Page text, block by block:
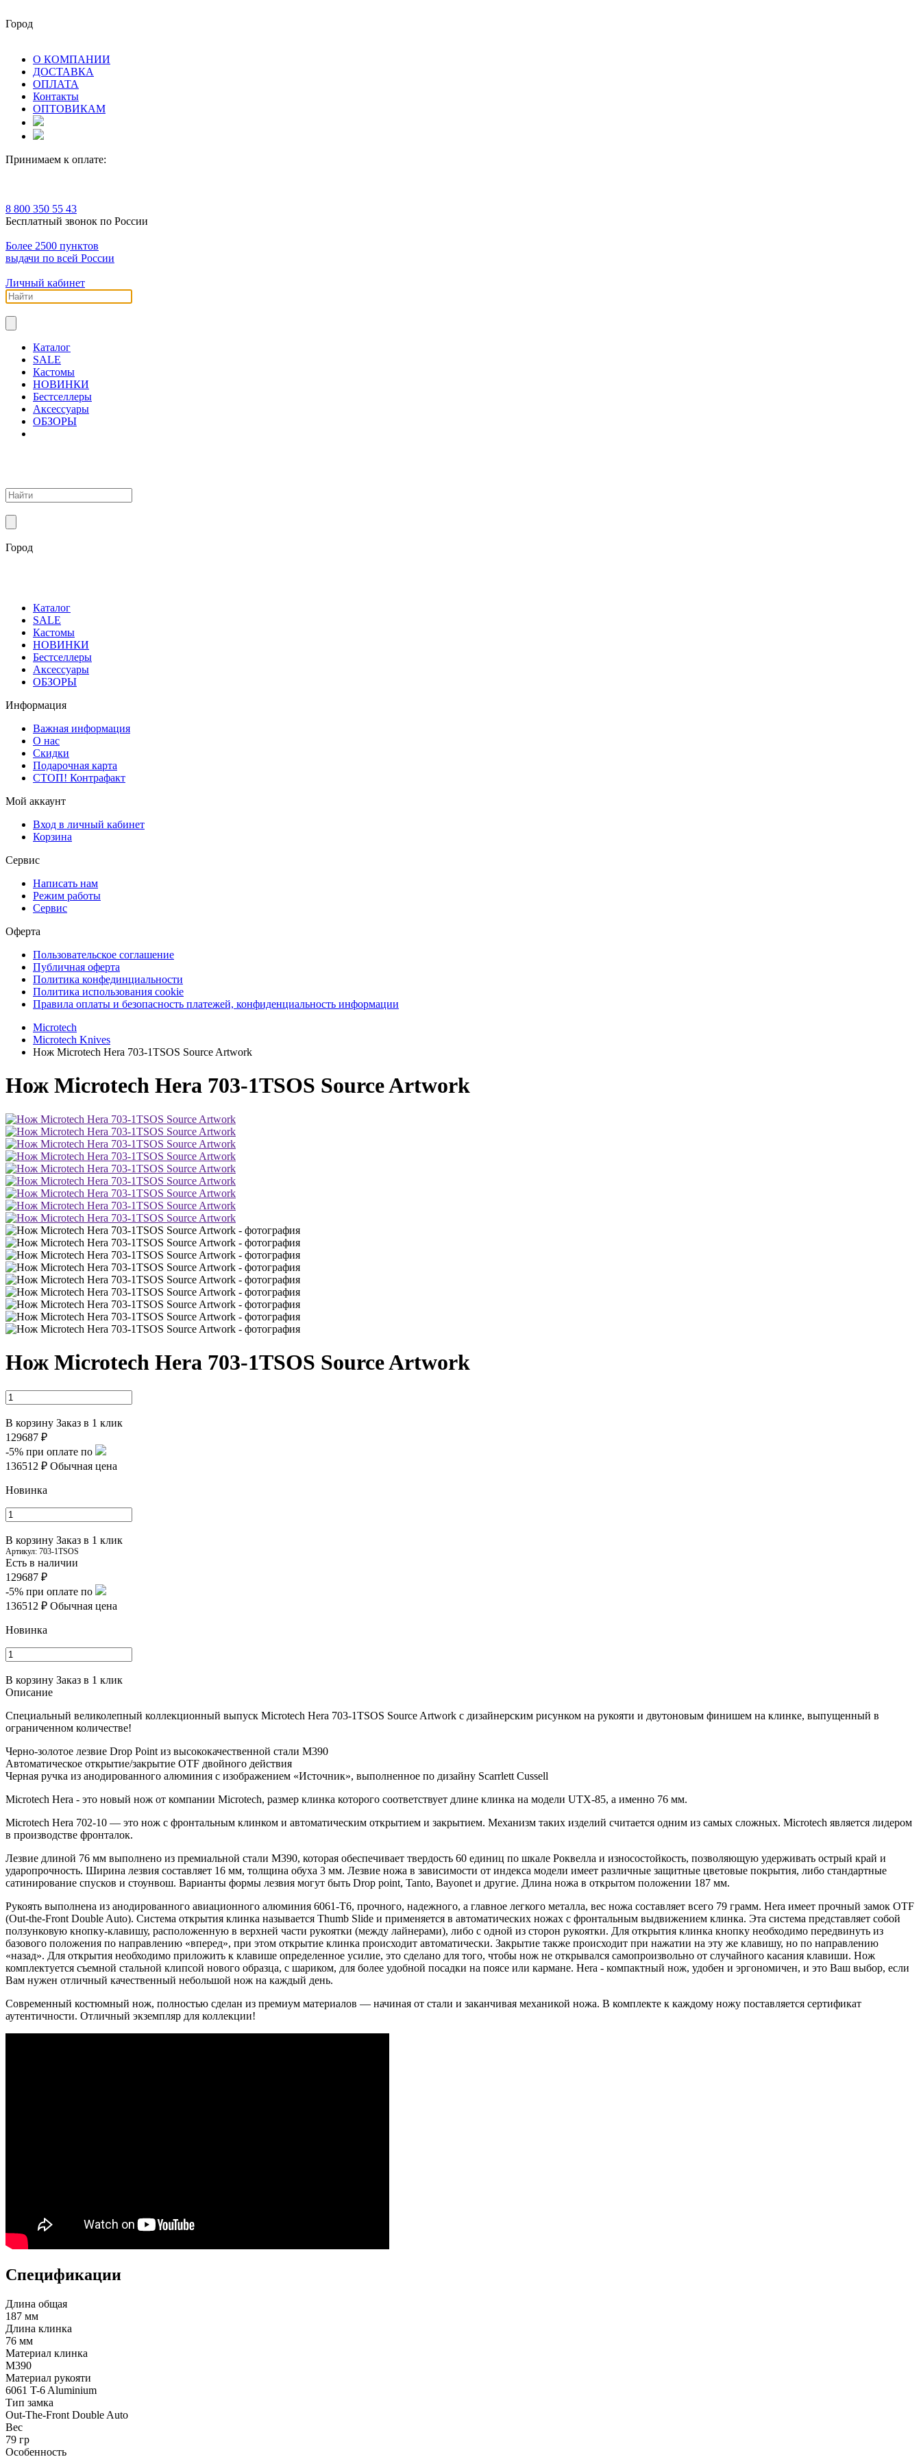
Город
О КОМПАНИИ
ДОСТАВКА
ОПЛАТА
Контакты
ОПТОВИКАМ
Принимаем к оплате:
8 800 350 55 43
Бесплатный звонок по России
Более 2500 пунктов
выдачи по всей России
Личный кабинет
Каталог
SALE
Кастомы
НОВИНКИ
Бестселлеры
Аксессуары
ОБЗОРЫ
Город
Каталог
SALE
Кастомы
НОВИНКИ
Бестселлеры
Аксессуары
ОБЗОРЫ
Информация
Важная информация
О нас
Скидки
Подарочная карта
СТОП! Контрафакт
Мой аккаунт
Вход в личный кабинет
Корзина
Сервис
Написать нам
Режим работы
Сервис
Оферта
Пользовательское соглашение
Публичная оферта
Политика конфединциальности
Политика использования cookie
Правила оплаты и безопасность платежей, конфиденциальность информации
Microtech
Microtech Knives
Нож Microtech Hera 703-1TSOS Source Artwork
Нож Microtech Hera 703-1TSOS Source Artwork
Нож Microtech Hera 703-1TSOS Source Artwork
В корзину Заказ в 1 клик
129687 ₽
-5% при оплате по
136512 ₽ Обычная цена
Новинка
В корзину Заказ в 1 клик
Артикул: 703-1TSOS
Есть в наличии
129687 ₽
-5% при оплате по
136512 ₽ Обычная цена
Новинка
В корзину Заказ в 1 клик
Описание
Специальный великолепный коллекционный выпуск Microtech Hera 703-1TSOS Source Artwork с дизайнерским рисунком на рукояти и двутоновым финишем на клинке, выпущенный в
ограниченном количестве!
Черно-золотое лезвие Drop Point из высококачественной стали M390
Автоматическое открытие/закрытие OTF двойного действия
Черная ручка из анодированного алюминия с изображением «Источник», выполненное по дизайну Scarrlett Cussell
Microtech Hera - это новый нож от компании Microtech, размер клинка которого соответствует длине клинка на модели UTX-85, а именно 76 мм.
Microtech Hera 702-10 — это нож с фронтальным клинком и автоматическим открытием и закрытием. Механизм таких изделий считается одним из самых сложных. Microtech является лидером
в производстве фронталок.
Лезвие длиной 76 мм выполнено из премиальной стали M390, которая обеспечивает твердость 60 единиц по шкале Роквелла и износостойкость, позволяющую удерживать острый край и
ударопрочность. Ширина лезвия составляет 16 мм, толщина обуха 3 мм. Лезвие ножа в зависимости от индекса модели имеет различные защитные цветовые покрытия, либо стандартные
сатинирование спусков и стоунвош. Варианты формы лезвия могут быть Drop point, Tanto, Bayonet и другие. Длина ножа в открытом положении 187 мм.
Рукоять выполнена из анодированного авиационного алюминия 6061-T6, прочного, надежного, а главное легкого металла, вес ножа составляет всего 79 грамм. Hera имеет прочный замок OTF
(Out-the-Front Double Auto). Система открытия клинка называется Thumb Slide и применяется в автоматических ножах с фронтальным выдвижением клинка. Эта система представляет собой
ползунковую кнопку-клавишу, расположенную в верхней части рукоятки (между лайнерами), либо с одной из сторон рукоятки. Для открытия клинка кнопку необходимо передвинуть из
базового положения по направлению «вперед», при этом открытие клинка происходит автоматически. Закрытие также происходит при нажатии на эту же клавишу, но по направлению
«назад». Для открытия необходимо приложить к клавише определенное усилие, это сделано для того, чтобы нож не открывался самопроизвольно от случайного касания клавиши. Нож
комплектуется съемной стальной клипсой нового образца, с шариком, для более удобной посадки на поясе или кармане. Hera - компактный нож, удобен и эргономичен, и это Ваш выбор, если
Вам нужен отличный качественный небольшой нож на каждый день.
Современный костюмный нож, полностью сделан из премиум материалов — начиная от стали и заканчивая механикой ножа. В комплекте к каждому ножу поставляется сертификат
аутентичности. Отличный экземпляр для коллекции!
Спецификации
Длина общая
187 мм
Длина клинка
76 мм
Материал клинка
M390
Материал рукояти
6061 T-6 Aluminium
Тип замка
Out-The-Front Double Auto
Вес
79 гр
Особенность